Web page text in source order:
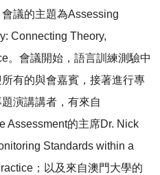
議的主題為Assessing
Connecting Theory,
。會議開始，語言訓練測驗中
有的與會嘉賓，接著進行專
演講講者，有來自
Assessment的主席Dr. Nick
Standards within a
；以及來自澳門大學的